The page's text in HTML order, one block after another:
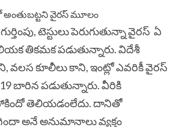
టెస్టులు పెరుగుతున్నా వైరస్ ఏ
తికమక పడుతున్నారు. విదేశీ
వలస కూలీలు కాని, ఇంట్లో ఎవరికీ వైరస్‌
బారిన పడుతున్నారు. వీరికి
తెలియడంలేదు. దానితో
అనే అనుమానాలు వ్యక్తం